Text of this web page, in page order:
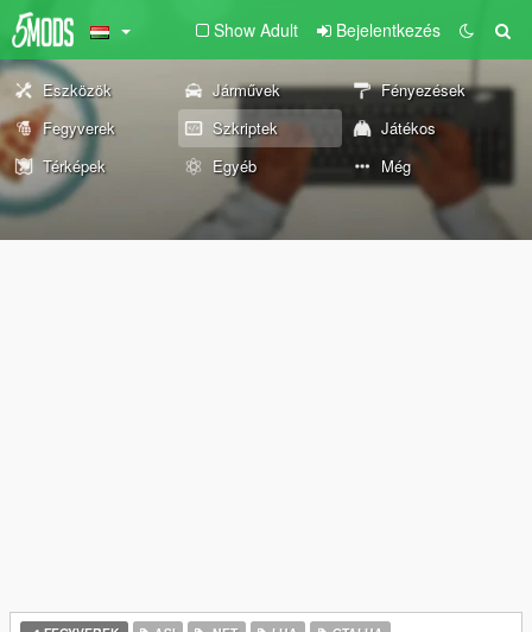
Show Adult Bejelentkezés
Eszközök Járművek
Fényezések
Fegyverek
Szkriptek
Játékos
Térképek
Egyéb Még